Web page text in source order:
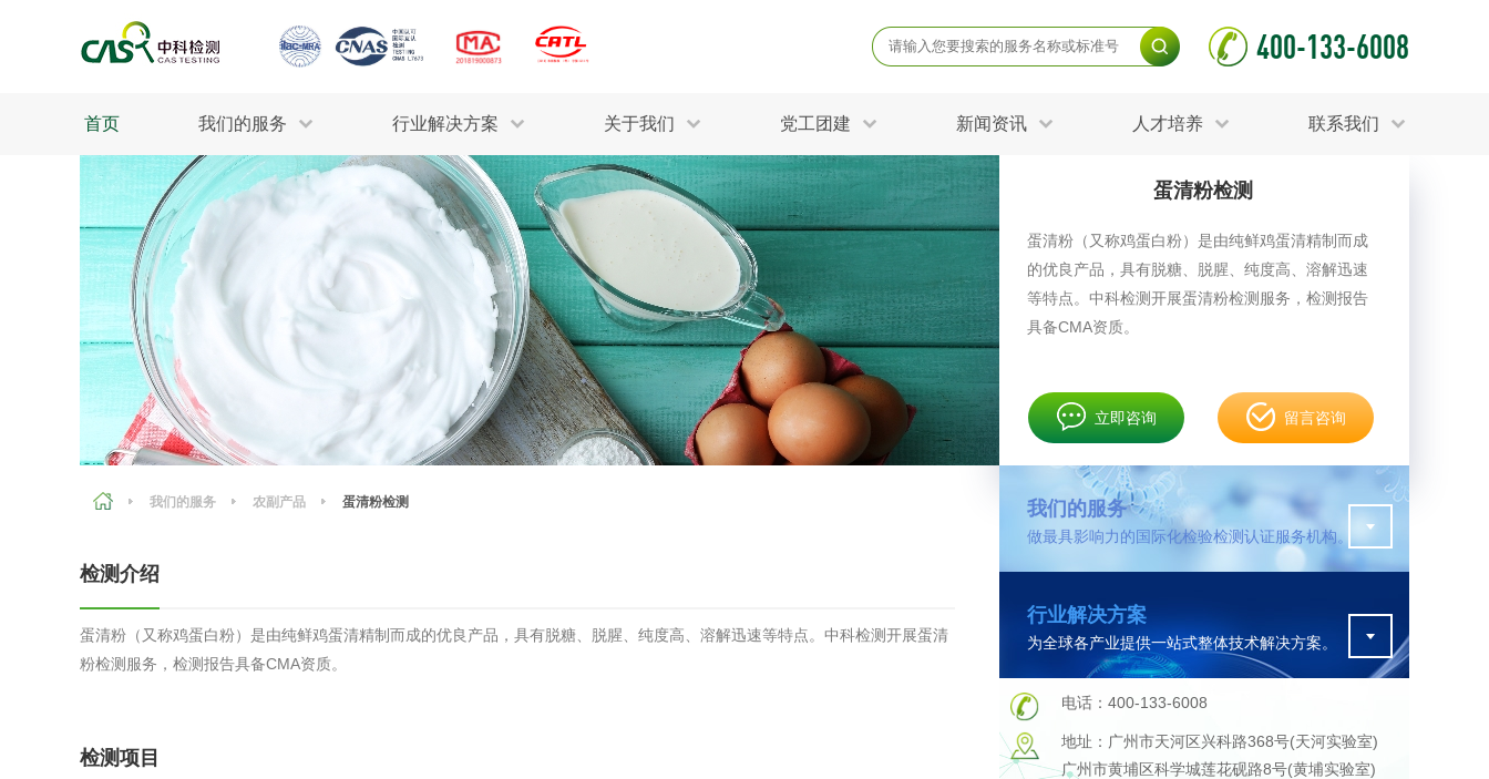
400-133-6008
首页 我们的服务 行业解决方案 关于我们 党工团建 新闻资讯 人才培养 联系我们
生态环保
工业材料
美妆消毒
石油化工
轻工产品
制药医疗
电子电气
农副产品
专项服务
检测服务
污水检测 三废监测 声环境与振动检测
二噁英检测 土壤检测 更多
评估调查
耕地质量评价 矿山资源调查 危险废物鉴别 危废鉴定
更多
更多
在线咨询
行业解决方案
INDUSTRY SOLUTIONS
为全球各产业提供一站式
整体技术解决方案。
产品质量鉴定
土壤场地调查
生态环境检测
消毒检测备案
空气净化检测
病毒杀灭试验
防护产品检测
成分分析化验
有毒有害检测
运动场地检测
涉水产品检测
食品接触材料检测
可靠性测试
化妆品检测
水资源检测
毒理检测
光伏检测
蛋清粉检测
​蛋清粉（又称鸡蛋白粉）是由纯鲜鸡蛋清精制而成
的优良产品，具有脱糖、脱腥、纯度高、溶解迅速
等特点。中科检测开展蛋清粉检测服务，检测报告
具备CMA资质。
立即咨询 留言咨询
我们的服务 农副产品 蛋清粉检测
检测介绍
蛋清粉（又称鸡蛋白粉）是由纯鲜鸡蛋清精制而成的优良产品，具有脱糖、脱腥、纯度高、溶解迅速等特点。中科检测开展蛋清
粉检测服务，检测报告具备CMA资质。
检测项目
我们的服务
做最具影响力的国际化检验检测认证服务机构。
行业解决方案
为全球各产业提供一站式整体技术解决方案。
电话：400-133-6008
地址：广州市天河区兴科路368号(天河实验室)
广州市黄埔区科学城莲花砚路8号(黄埔实验室)